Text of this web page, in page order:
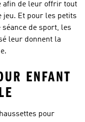
afin de leur offrir tout
jeu. Et pour les petits
de sport, les
leur donnent la
ENFANT
pour